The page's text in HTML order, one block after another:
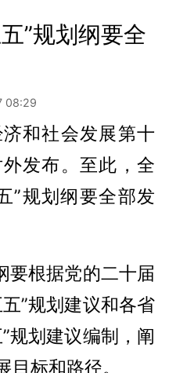
”规划纲要全
08:29
和社会发展第十
发布。至此，全
”规划纲要全部发
要根据党的二十届
”规划建议和各省
规划建议编制，阐
目标和路径。